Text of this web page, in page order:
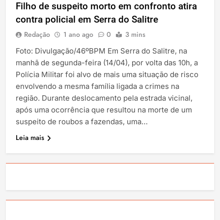
Filho de suspeito morto em confronto atira
contra policial em Serra do Salitre
Redação 1 ano ago 0 3 mins
Foto: Divulgação/46ºBPM Em Serra do Salitre, na
manhã de segunda-feira (14/04), por volta das 10h, a
Polícia Militar foi alvo de mais uma situação de risco
envolvendo a mesma família ligada a crimes na
região. Durante deslocamento pela estrada vicinal,
após uma ocorrência que resultou na morte de um
suspeito de roubos a fazendas, uma…
Leia mais